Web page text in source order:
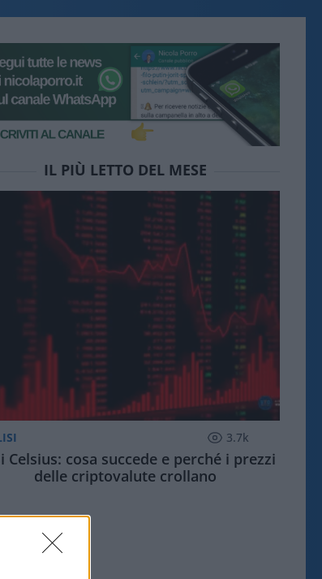
IL PIÙ LETTO DEL MESE
3.7k
Celsius: cosa succede e perché i prezzi
delle criptovalute crollano